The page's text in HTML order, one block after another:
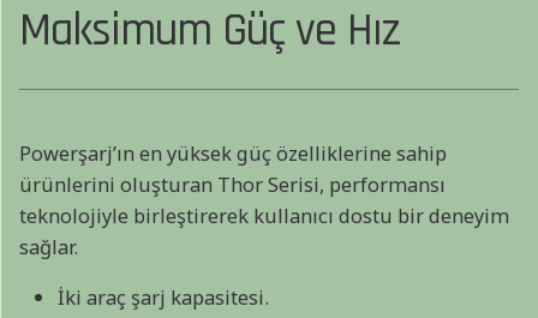
Maksimum Güç ve Hız
Powerşarj’ın en yüksek güç özelliklerine sahip
ürünlerini oluşturan Thor Serisi, performansı
teknolojiyle birleştirerek kullanıcı dostu bir deneyim
sağlar.
İki araç şarj kapasitesi.